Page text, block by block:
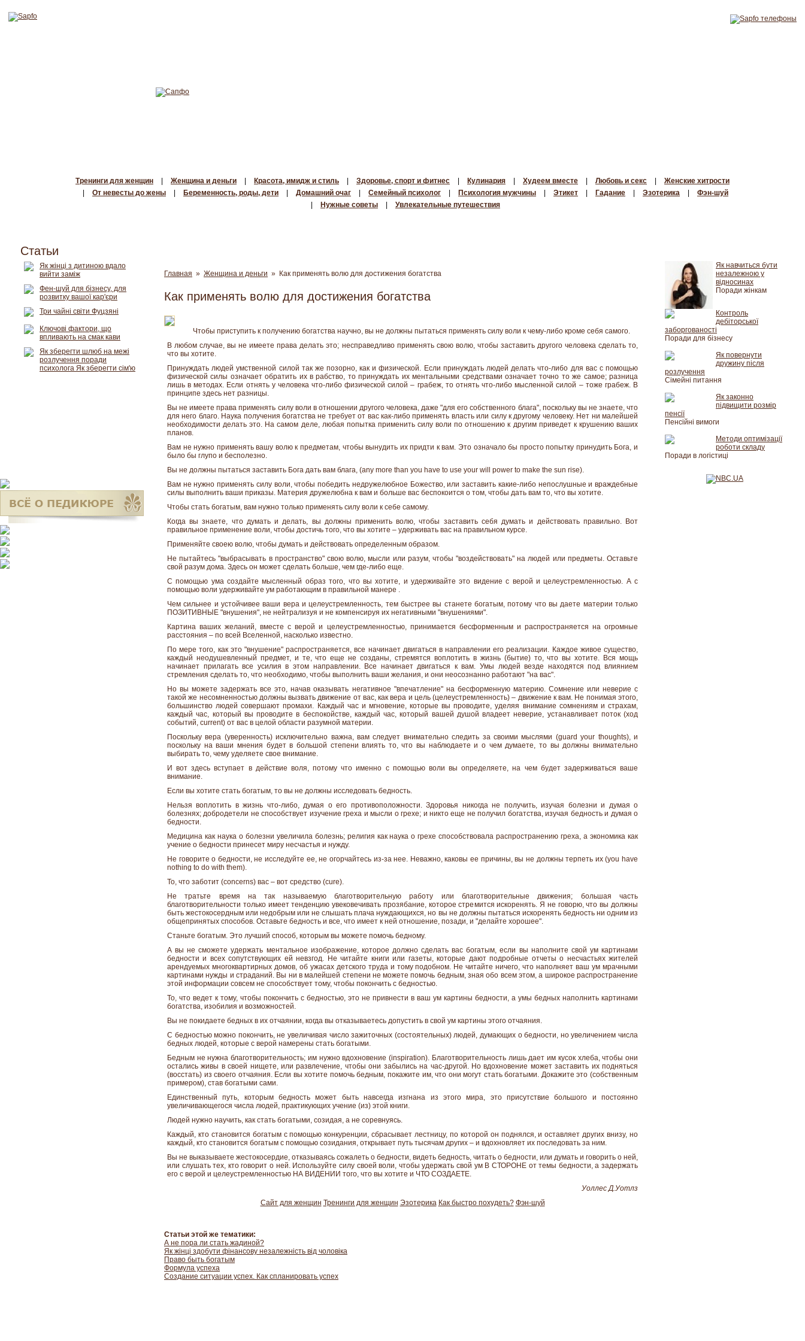
Тренинги для женщин Женщина и деньги Красота, имидж и стиль Здоровье, спорт и фитнес Кулинария Худеем вместе Любовь и секс
Женские хитрости
От невесты до жены Беременность, роды, дети Домашний очаг Семейный психолог Психология мужчины Этикет Гадание Эзотерика
Фэн-шуй
Нужные советы Увлекательные путешествия
Главная » Женщина и деньги » Как применять волю для достижения богатства
Как применять волю для достижения богатства
Чтобы приступить к получению богатства научно, вы не должны пытаться применять силу воли к чему-либо кроме себя самого.
В любом случае, вы не имеете права делать это; несправедливо применять свою волю, чтобы заставить другого человека сделать то,
что вы хотите.
Принуждать людей умственной силой так же позорно, как и физической. Если принуждать людей делать что-либо для вас с помощью
физической силы означает обратить их в рабство, то принуждать их ментальными средствами означает точно то же самое; разница
лишь в методах. Если отнять у человека что-либо физической силой – грабеж, то отнять что-либо мысленной силой – тоже грабеж. В
принципе здесь нет разницы.
Вы не имеете права применять силу воли в отношении другого человека, даже "для его собственного блага", поскольку вы не знаете, что
для него благо. Наука получения богатства не требует от вас как-либо применять власть или силу к другому человеку. Нет ни малейшей
необходимости делать это. На самом деле, любая попытка применить силу воли по отношению к другим приведет к крушению ваших
планов.
Вам не нужно применять вашу волю к предметам, чтобы вынудить их придти к вам. Это означало бы просто попытку принудить Бога, и
было бы глупо и бесполезно.
Вы не должны пытаться заставить Бога дать вам блага, (any more than you have to use your will power to make the sun rise).
Вам не нужно применять силу воли, чтобы победить недружелюбное Божество, или заставить какие-либо непослушные и враждебные
силы выполнить ваши приказы. Материя дружелюбна к вам и больше вас беспокоится о том, чтобы дать вам то, что вы хотите.
Чтобы стать богатым, вам нужно только применять силу воли к себе самому.
Когда вы знаете, что думать и делать, вы должны применить волю, чтобы заставить себя думать и действовать правильно. Вот
правильное применение воли, чтобы достичь того, что вы хотите – удерживать вас на правильном курсе.
Применяйте своею волю, чтобы думать и действовать определенным образом.
Не пытайтесь "выбрасывать в пространство" свою волю, мысли или разум, чтобы "воздействовать" на людей или предметы. Оставьте
свой разум дома. Здесь он может сделать больше, чем где-либо еще.
С помощью ума создайте мысленный образ того, что вы хотите, и удерживайте это видение с верой и целеустремленностью. А с
помощью воли удерживайте ум работающим в правильной манере .
Чем сильнее и устойчивее ваши вера и целеустремленность, тем быстрее вы станете богатым, потому что вы даете материи только
ПОЗИТИВНЫЕ "внушения", не нейтрализуя и не компенсируя их негативными "внушениями".
Картина ваших желаний, вместе с верой и целеустремленностью, принимается бесформенным и распространяется на огромные
расстояния – по всей Вселенной, насколько известно.
По мере того, как это "внушение" распространяется, все начинает двигаться в направлении его реализации. Каждое живое существо,
каждый неодушевленный предмет, и те, что еще не созданы, стремятся воплотить в жизнь (бытие) то, что вы хотите. Вся мощь
начинает прилагать все усилия в этом направлении. Все начинает двигаться к вам. Умы людей везде находятся под влиянием
стремления сделать то, что необходимо, чтобы выполнить ваши желания, и они неосознанно работают "на вас".
Но вы можете задержать все это, начав оказывать негативное "впечатление" на бесформенную материю. Сомнение или неверие с
такой же несомненностью должны вызвать движение от вас, как вера и цель (целеустремленность) – движение к вам. Не понимая этого,
большинство людей совершают промахи. Каждый час и мгновение, которые вы проводите, уделяя внимание сомнениям и страхам,
каждый час, который вы проводите в беспокойстве, каждый час, который вашей душой владеет неверие, устанавливает поток (ход
событий, current) от вас в целой области разумной материи.
Поскольку вера (уверенность) исключительно важна, вам следует внимательно следить за своими мыслями (guard your thoughts), и
поскольку на ваши мнения будет в большой степени влиять то, что вы наблюдаете и о чем думаете, то вы должны внимательно
выбирать то, чему уделяете свое внимание.
И вот здесь вступает в действие воля, потому что именно с помощью воли вы определяете, на чем будет задерживаться ваше
внимание.
Если вы хотите стать богатым, то вы не должны исследовать бедность.
Нельзя воплотить в жизнь что-либо, думая о его противоположности. Здоровья никогда не получить, изучая болезни и думая о
болезнях; добродетели не способствует изучение греха и мысли о грехе; и никто еще не получил богатства, изучая бедность и думая о
бедности.
Медицина как наука о болезни увеличила болезнь; религия как наука о грехе способствовала распространению греха, а экономика как
учение о бедности принесет миру несчастья и нужду.
Не говорите о бедности, не исследуйте ее, не огорчайтесь из-за нее. Неважно, каковы ее причины, вы не должны терпеть их (you have
nothing to do with them).
То, что заботит (concerns) вас – вот средство (cure).
Не тратьте время на так называемую благотворительную работу или благотворительные движения; большая часть
благотворительности только имеет тенденцию увековечивать прозябание, которое стремится искоренять. Я не говорю, что вы должны
быть жестокосердным или недобрым или не слышать плача нуждающихся, но вы не должны пытаться искоренять бедность ни одним из
общепринятых способов. Оставьте бедность и все, что имеет к ней отношение, позади, и "делайте хорошее".
Станьте богатым. Это лучший способ, которым вы можете помочь бедному.
А вы не сможете удержать ментальное изображение, которое должно сделать вас богатым, если вы наполните свой ум картинами
бедности и всех сопутствующих ей невзгод. Не читайте книги или газеты, которые дают подробные отчеты о несчастьях жителей
арендуемых многоквартирных домов, об ужасах детского труда и тому подобном. Не читайте ничего, что наполняет ваш ум мрачными
картинами нужды и страданий. Вы ни в малейшей степени не можете помочь бедным, зная обо всем этом, а широкое распространение
этой информации совсем не способствует тому, чтобы покончить с бедностью.
То, что ведет к тому, чтобы покончить с бедностью, это не привнести в ваш ум картины бедности, а умы бедных наполнить картинами
богатства, изобилия и возможностей.
Вы не покидаете бедных в их отчаянии, когда вы отказываетесь допустить в свой ум картины этого отчаяния.
С бедностью можно покончить, не увеличивая число зажиточных (состоятельных) людей, думающих о бедности, но увеличением числа
бедных людей, которые с верой намерены стать богатыми.
Бедным не нужна благотворительность; им нужно вдохновение (inspiration). Благотворительность лишь дает им кусок хлеба, чтобы они
остались живы в своей нищете, или развлечение, чтобы они забылись на час-другой. Но вдохновение может заставить их подняться
(восстать) из своего отчаяния. Если вы хотите помочь бедным, покажите им, что они могут стать богатыми. Докажите это (собственным
примером), став богатыми сами.
Единственный путь, которым бедность может быть навсегда изгнана из этого мира, это присутствие большого и постоянно
увеличивающегося числа людей, практикующих учение (из) этой книги.
Людей нужно научить, как стать богатыми, созидая, а не соревнуясь.
Каждый, кто становится богатым с помощью конкуренции, сбрасывает лестницу, по которой он поднялся, и оставляет других внизу, но
каждый, кто становится богатым с помощью созидания, открывает путь тысячам других – и вдохновляет их последовать за ним.
Вы не выказываете жестокосердие, отказываясь сожалеть о бедности, видеть бедность, читать о бедности, или думать и говорить о ней,
или слушать тех, кто говорит о ней. Используйте силу своей воли, чтобы удержать свой ум В СТОРОНЕ от темы бедности, а задержать
его с верой и целеустремленностью НА ВИДЕНИИ того, что вы хотите и ЧТО СОЗДАЕТЕ.
Уоллес Д.Уотлз
Сайт для женщин Тренинги для женщин Эзотерика Как быстро похудеть? Фэн-шуй
Статьи этой же тематики:
А не пора ли стать жадиной?
Як жінці здобути фінансову незалежність від чоловіка
Право быть богатым
Формула успеха
Создание ситуации успех. Как спланировать успех
Статьи
Як жінці з дитиною вдало
вийти заміж
Фен-шуй для бізнесу, для
розвитку вашої кар'єри
Три чайні світи Фуцзяні
Ключові фактори, що
впливають на смак кави
Як зберегти шлюб на межі
розлучення поради
психолога Як зберегти сім'ю
Як навчиться бути
незалежною у
відносинах
Поради жінкам
Контроль
дебіторської
заборгованості
Поради для бізнесу
Як повернути
дружину після
розлучення
Сімейні питання
Як законно
підвищити розмір
пенсії
Пенсійні вимоги
Методи оптимізації
роботи складу
Поради в логістиці